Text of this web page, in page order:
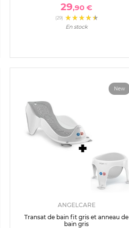
29,90 €
(29)
En stock
New
ANGELCARE
Transat de bain fit gris et anneau de
bain gris